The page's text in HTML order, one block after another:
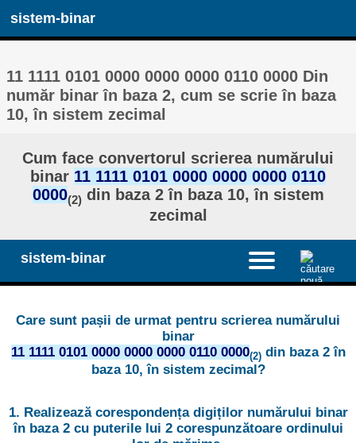
sistem-binar
11 1111 0101 0000 0000 0000 0110 0000 Din
număr binar în baza 2, cum se scrie în baza
10, în sistem zecimal
Cum face convertorul scrierea numărului
binar 11 1111 0101 0000 0000 0000 0110
0000(2) din baza 2 în baza 10, în sistem
zecimal
sistem-binar
Care sunt pașii de urmat pentru scrierea numărului
binar
11 1111 0101 0000 0000 0000 0110 0000(2)din baza 2 în
baza 10, în sistem zecimal?
1. Realizează corespondența digiților numărului binar
în baza 2 cu puterile lui 2 corespunzătoare ordinului